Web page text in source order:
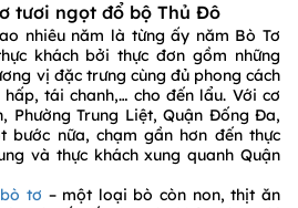
tươi ngọt đổ bộ Thủ Đô
nhiêu năm là từng ấy năm Bò Tơ
khách bởi thực đơn gồm những
vị đặc trưng cùng đủ phong cách
tái chanh,… cho đến lẩu. Với cơ
Phường Trung Liệt, Quận Đống Đa,
bước nữa, chạm gần hơn đến thực
và thực khách xung quanh Quận
bò tơ – một loại bò còn non, thịt ăn